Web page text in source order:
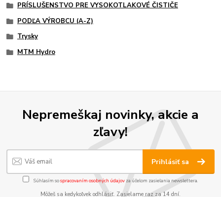
PRÍSLUŠENSTVO PRE VYSOKOTLAKOVÉ ČISTIČE
PODĽA VÝROBCU (A-Z)
Trysky
MTM Hydro
Nepremeškaj novinky, akcie a
zľavy!
Prihlásiť sa
Súhlasím sospracovaním osobných údajov za účelom zasielania newslettera.
Môžeš sa kedykoľvek odhlásiť. Zasielame raz za 14 dní.